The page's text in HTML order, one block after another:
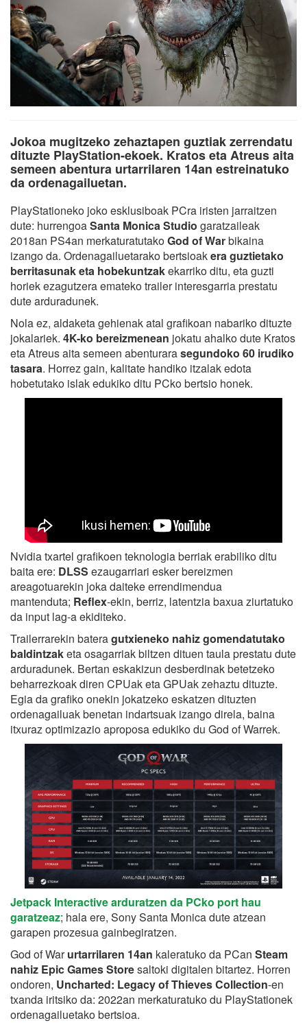
Jokoa mugitzeko zehaztapen guztiak zerrendatu
dituzte PlayStation-ekoek. Kratos eta Atreus aita
semeen abentura urtarrilaren 14an estreinatuko
da ordenagailuetan.
PlayStationeko joko esklusiboak PCra iristen jarraitzen
dute: hurrengoaSanta Monica Studio garatzaileak
2018an PS4an merkaturatutakoGod of Warbikaina
izango da. Ordenagailuetarako bertsioakera guztietako
berritasunak eta hobekuntzakekarriko ditu, eta guzti
horiek ezagutzera emateko trailer interesgarria prestatu
dute arduradunek.
Nola ez, aldaketa gehienak atal grafikoan nabariko dituzte
jokalariek. 4K-ko bereizmenean jokatu ahalko dute Kratos
eta Atreus aita semeen abenturarasegundoko 60 irudiko
tasara. Horrez gain, kalitate handiko itzalak edota
hobetutako islak edukiko ditu PCko bertsio honek.
Nvidia txartel grafikoen teknologia berriak erabiliko ditu
baita ere: DLSS ezaugarriari esker bereizmen
areagotuarekin joka daiteke errendimendua
mantenduta; Reflex-ekin, berriz, latentzia baxua ziurtatuko
da input lag-a ekiditeko.
Trailerrarekin bateragutxieneko nahiz gomendatutako
baldintzaketa osagarriak biltzen dituen taula prestatu dute
arduradunek. Bertan eskakizun desberdinak betetzeko
beharrezkoak diren CPUak eta GPUak zehaztu dituzte.
Egia da grafiko onekin jokatzeko eskatzen dituzten
ordenagailuak benetan indartsuak izango direla, baina
itxuraz optimizazio aproposa edukiko du God of Warrek.
Jetpack Interactive arduratzen da PCko port hau
garatzeaz; hala ere, Sony Santa Monica dute atzean
garapen prozesua gainbegiratzen.
God of Warurtarrilaren 14an kaleratuko da PCan Steam
nahiz Epic Games Storesaltoki digitalen bitartez. Horren
ondoren, Uncharted: Legacy of Thieves Collection-en
txanda iritsiko da: 2022an merkaturatuko du PlayStationek
ordenagailuetako bertsioa.